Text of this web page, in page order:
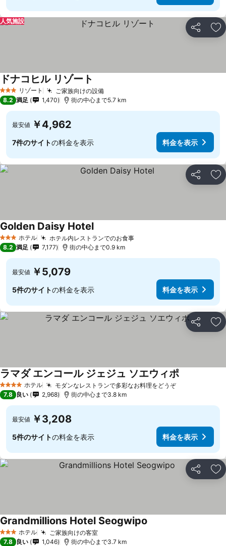
シェア お
人気施設
3 ホテルのランク
リゾート ご家族向けの設備
ドナコヒル リゾート
8.2 満足 1,470 街の中心まで5.7 km
最安値 ￥4,962
7件のサイトの料金を表示 料金を表示
シェア お
3 ホテルのランク
ホテル ホテル内レストランでのお食事
Golden Daisy Hotel
8.2 満足 7,177 街の中心まで0.9 km
最安値 ￥5,079
5件のサイトの料金を表示 料金を表示
シェア お
4 ホテルのランク
ホテル モダンなレストランで多彩なお料理をどうぞ
ラマダ エンコール ジェジュ ソエウィポ
7.8 良い 2,968 街の中心まで3.8 km
最安値 ￥3,208
5件のサイトの料金を表示 料金を表示
シェア お
3 ホテルのランク
ホテル ご家族向けの客室
Grandmillions Hotel Seogwipo
7.8 良い 1,046 街の中心まで3.7 km